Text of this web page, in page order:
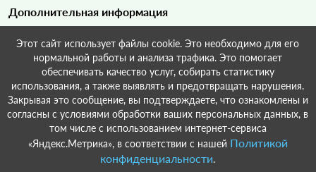
Дополнительная информация
Карта сайта
Поиск по сайту
© Некрасовское сельское поселение Краснодарский край Усть-
Лабинский район, 2022-2026.Разработка и поддержка:
Этот сайт использует файлы cookie. Это необходимо для его
нормальной работы и анализа трафика. Это помогает
обеспечивать качество услуг, собирать статистику
использования, а также выявлять и предотвращать нарушения.
Закрывая это сообщение, вы подтверждаете, что ознакомлены и
согласны с условиями обработки ваших персональных данных, в
том числе с использованием интернет-сервиса
«Яндекс.Метрика», в соответствии с нашей Политикой
конфиденциальности.